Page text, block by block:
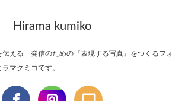
Hirama kumiko
伝える 発信のための『表現する写真』をつくるフォ
マクミコです。